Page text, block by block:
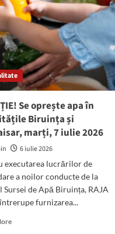
Constanţa
Se oprește apa în
Biruința și
marți, 7 iulie 2026
6 iulie 2026
executarea lucrărilor de
a noilor conducte de la
Sursei de Apă Biruința, RAJA
furnizarea...
Read